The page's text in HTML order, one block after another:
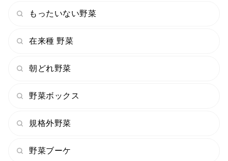
もったいない野菜
在来種 野菜
朝どれ野菜
野菜ボックス
規格外野菜
野菜ブーケ